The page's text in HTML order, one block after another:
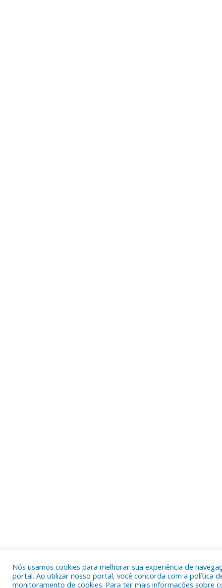
Nós usamos cookies para melhorar sua experiência de
portal. Ao utilizar nosso portal, você concorda com a política
monitoramento de cookies. Para ter mais informações sobre